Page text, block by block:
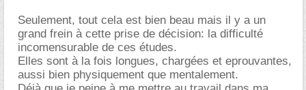
Seulement, tout cela est bien beau mais il y a un
grand frein à cette prise de décision: la difficulté
incomensurable de ces études.
Elles sont à la fois longues, chargées et eprouvantes,
aussi bien physiquement que mentalement.